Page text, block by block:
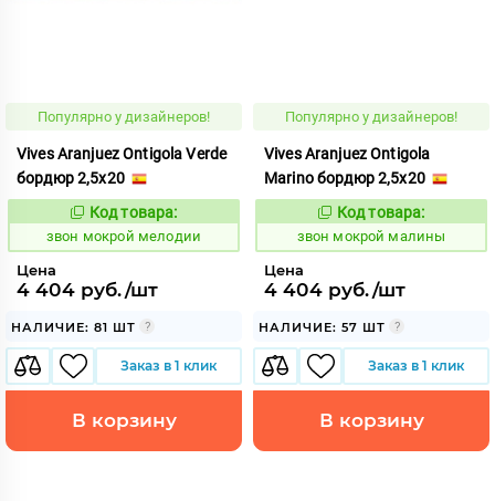
Популярно у дизайнеров!
Vives Aranjuez Ontigola Verde
бордюр 2,5x20
460423
Код товара:
звон мокрой мелодии
Цена
4 404 руб./шт
НАЛИЧИЕ: 81 ШТ
Заказ в 1 клик
В корзину
Популярно у дизайнеров!
Vives Aranjuez Ontigola
Marino бордюр 2,5x20
460421
Код товара:
звон мокрой малины
Цена
4 404 руб./шт
НАЛИЧИЕ: 57 ШТ
Заказ в 1 клик
В корзину